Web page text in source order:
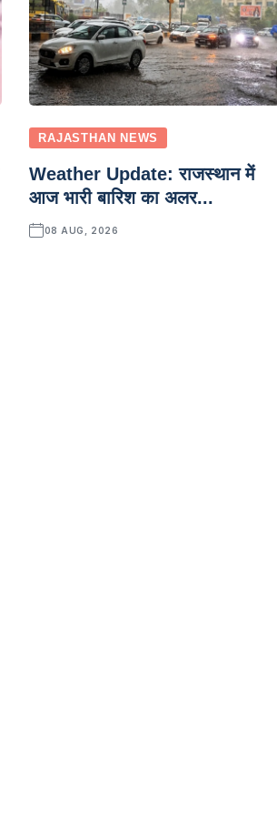
RAJASTHAN NEWS
Weather Update: राजस्थान में
आज भारी बारिश का अलर...
08 AUG, 2026